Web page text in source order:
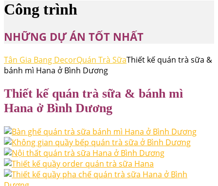
Công trình
NHỮNG DỰ ÁN TỐT NHẤT
Tân Gia Bang DecorQuán Trà SữaThiết kế quán trà sữa &
bánh mì Hana ở Bình Dương
Thiết kế quán trà sữa & bánh mì
Hana ở Bình Dương